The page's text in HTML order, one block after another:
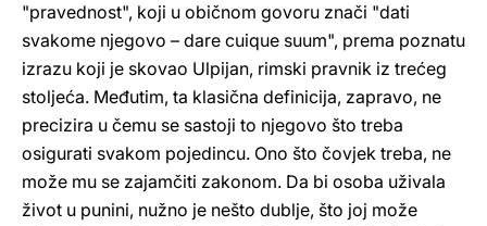
"pravednost", koji u običnom govoru znači "dati
svakome njegovo – dare cuique suum", prema poznatu
izrazu koji je skovao Ulpijan, rimski pravnik iz trećeg
stoljeća. Međutim, ta klasična definicija, zapravo, ne
precizira u čemu se sastoji to njegovo što treba
osigurati svakom pojedincu. Ono što čovjek treba, ne
može mu se zajamčiti zakonom. Da bi osoba uživala
život u punini, nužno je nešto dublje, što joj može